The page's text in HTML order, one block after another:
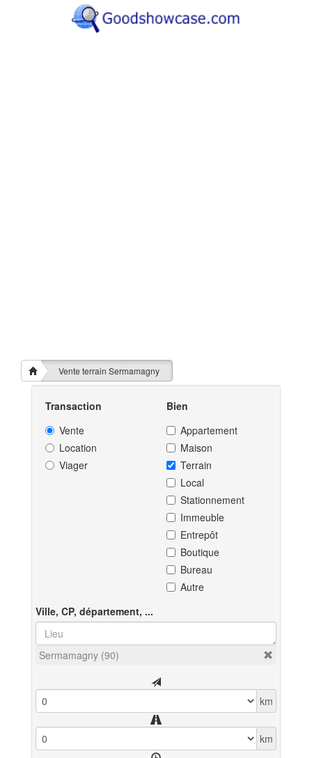
Vente terrain Sermamagny
Transaction
Vente
Location
Viager
Bien
Appartement
Maison
Terrain
Local
Stationnement
Immeuble
Entrepôt
Boutique
Bureau
Autre
Ville, CP, département, ...
Sermamagny (90)
km
km